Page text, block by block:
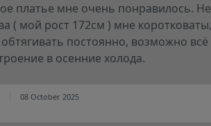
платье мне очень понравилось.
( мой рост 172см ) мне
постоянно, возможно
в осенние холода.
08 October 2025